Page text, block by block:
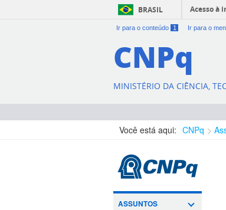
BRASIL Acesso à
Ir para o conteúdo 1 Ir para o
CNPq
MINISTÉRIO DA CIÊNCIA,
Você está aqui: CNPq
ASSUNTOS